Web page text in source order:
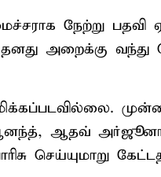
நேற்று
அறைக்கு வந்து
ஆனந்த், ஆதவ்
செய்யுமாறு